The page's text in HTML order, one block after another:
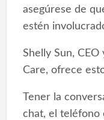
asegúrese de
estén
Shelly Sun,
Care, ofrece
Tener la
chat, el teléfono